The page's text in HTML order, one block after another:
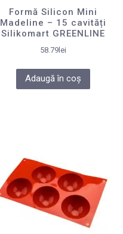
Formă Silicon Mini
Madeline – 15 cavități
Silikomart GREENLINE
58.79lei
Adaugă în coș